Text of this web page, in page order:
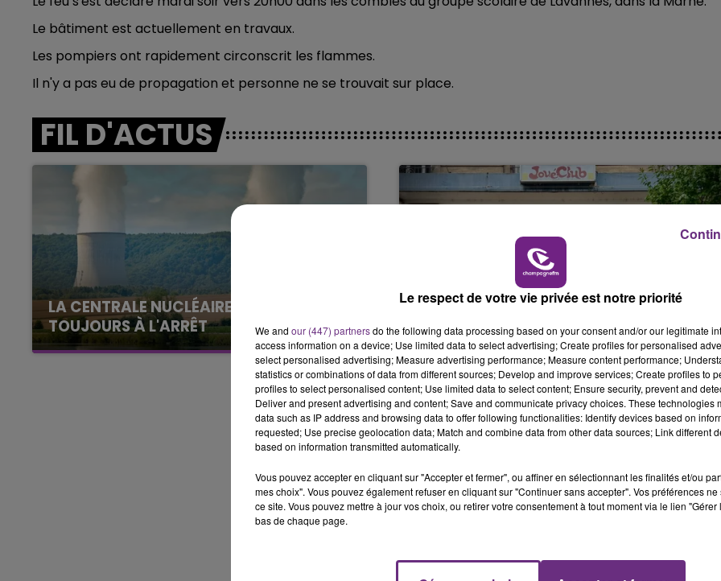
16h00 - 20h00
LE WEEK-END CHAMPAGNE FM LE WEEK-END CHAMPAGNE FM
Le bâtiment est actuellement en travaux.
Les pompiers ont rapidement circonscrit les flammes.
Il n'y a pas eu de propagation et personne ne se trouvait sur place.
FIL D'ACTUS
LA CENTRALE NUCLÉAIRE DE CHOOZ
TOUJOURS À L'ARRÊT
Cela fait déjà une semaine que la centrale
nucléaire ardennaise est à l'arrêt. Une situation
justifiée par la sécheresse intense qui est
LE MAGASIN JOUÉCLUB DE REIMS FERME
SES PORTES
C'était l'une des institutions du centre-ville
rémois. Le magasin JouéClub est contraint de
fermer ses portes.
Le respect de votre vie privée est notre priorité
We and our (447) partnersdo the following data processing based on your consent and/or our legitimate
access information on a device; Use limited data to select advertising; Create profiles for personalised
select personalised advertising; Measure advertising performance; Measure content performance;
statistics or combinations of data from different sources; Develop and improve services; Create profiles to
profiles to select personalised content; Use limited data to select content; Ensure security, prevent and
Deliver and present advertising and content; Save and communicate privacy choices. These technologies
data such as IP address and browsing data to offer following functionalities: Identify devices based on
requested; Use precise geolocation data; Match and combine data from other data sources; Link different
based on information transmitted automatically.
Vous pouvez accepter en cliquant sur "Accepter et fermer", ou affiner en sélectionnant les finalités et/ou
mes choix". Vous pouvez également refuser en cliquant sur "Continuer sans accepter". Vos préférences
ce site. Vous pouvez mettre à jour vos choix, ou retirer votre consentement à tout moment via le lien
bas de chaque page.